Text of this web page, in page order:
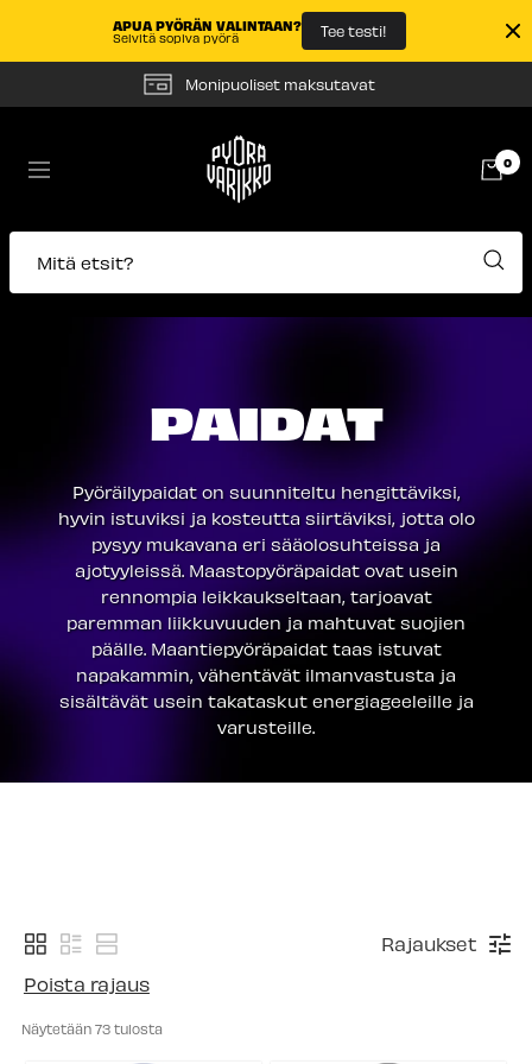
APUA PYÖRÄN VALINTAAN?
Selvitä sopiva pyörä Tee testi!
Monipuoliset maksutavat
Navigaatio
Pyörävarikko
0
Mitä etsit?
PAIDAT
Pyöräilypaidat on suunniteltu hengittäviksi,
hyvin istuviksi ja kosteutta siirtäviksi, jotta olo
pysyy mukavana eri sääolosuhteissa ja
ajotyyleissä. Maastopyöräpaidat ovat usein
rennompia leikkaukseltaan, tarjoavat
paremman liikkuvuuden ja mahtuvat suojien
päälle. Maantiepyöräpaidat taas istuvat
napakammin, vähentävät ilmanvastusta ja
sisältävät usein takataskut energiageeleille ja
varusteille.
Rajaukset
Poista rajaus
Näytetään 73 tulosta